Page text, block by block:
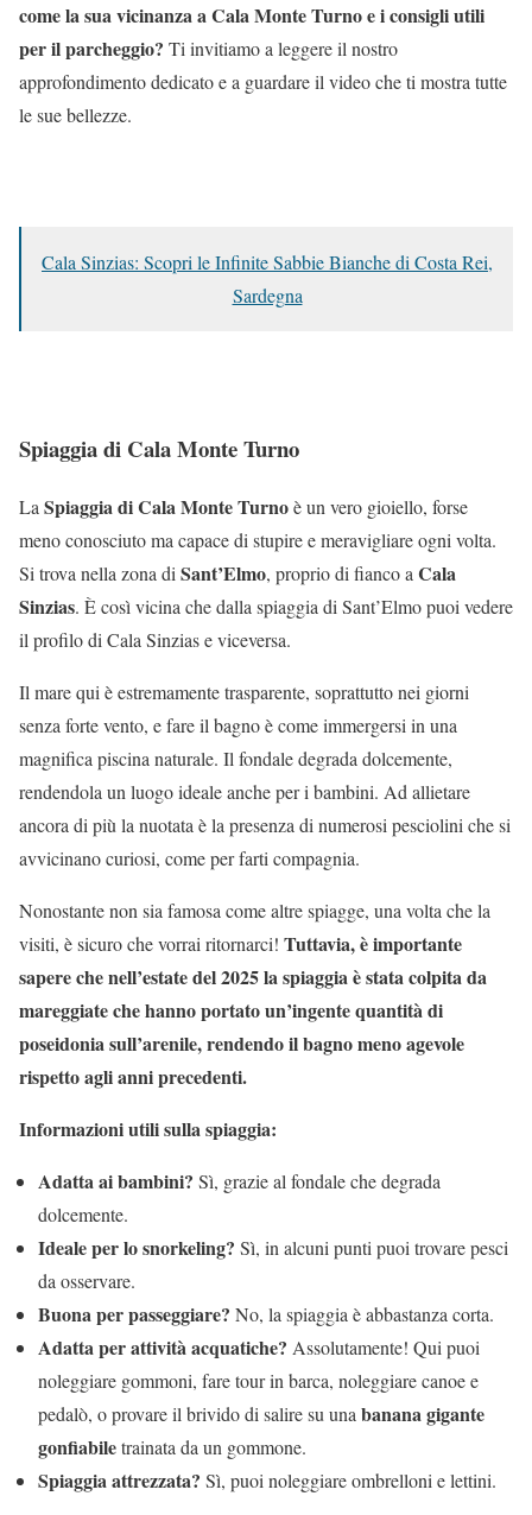
come la sua vicinanza a Cala Monte Turno e i consigli utili
per il parcheggio? Ti invitiamo a leggere il nostro
approfondimento dedicato e a guardare il video che ti mostra tutte
le sue bellezze.
Cala Sinzias: Scopri le Infinite Sabbie Bianche di Costa Rei,
Sardegna
Spiaggia di Cala Monte Turno
La Spiaggia di Cala Monte Turnoè un vero gioiello, forse
meno conosciuto ma capace di stupire e meravigliare ogni volta.
Si trova nella zona di Sant’Elmo, proprio di fianco a Cala
Sinzias. È così vicina che dalla spiaggia di Sant’Elmo puoi vedere
il profilo di Cala Sinzias e viceversa.
Il mare qui è estremamente trasparente, soprattutto nei giorni
senza forte vento, e fare il bagno è come immergersi in una
magnifica piscina naturale. Il fondale degrada dolcemente,
rendendola un luogo ideale anche per i bambini. Ad allietare
ancora di più la nuotata è la presenza di numerosi pesciolini che si
avvicinano curiosi, come per farti compagnia.
Nonostante non sia famosa come altre spiagge, una volta che la
visiti, è sicuro che vorrai ritornarci! Tuttavia, è importante
sapere che nell’estate del 2025 la spiaggia è stata colpita da
mareggiate che hanno portato un’ingente quantità di
poseidonia sull’arenile, rendendo il bagno meno agevole
rispetto agli anni precedenti.
Informazioni utili sulla spiaggia:
Adatta ai bambini? Sì, grazie al fondale che degrada
dolcemente.
Ideale per lo snorkeling? Sì, in alcuni punti puoi trovare pesci
da osservare.
Buona per passeggiare? No, la spiaggia è abbastanza corta.
Adatta per attività acquatiche? Assolutamente! Qui puoi
noleggiare gommoni, fare tour in barca, noleggiare canoe e
pedalò, o provare il brivido di salire su una banana gigante
gonfiabiletrainata da un gommone.
Spiaggia attrezzata? Sì, puoi noleggiare ombrelloni e lettini.